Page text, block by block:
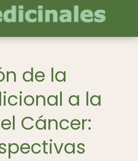
de la
a la
Cáncer: